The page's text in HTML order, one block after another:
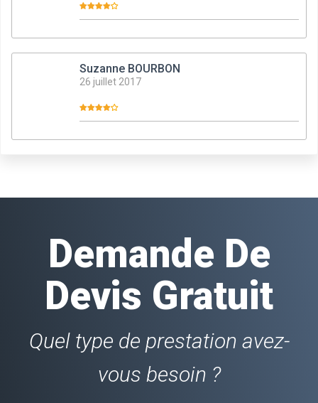
Suzanne BOURBON
26 juillet 2017
Demande De
Devis Gratuit
Quel type de prestation avez-
vous besoin ?